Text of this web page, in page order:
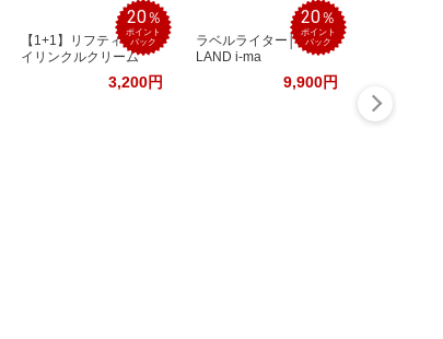
20％
ポイント
バック
【1+1】リフティングア
イリンクルクリーム
3,200円
20％
ポイント
バック
ラベルライター│NAME
LAND i-ma
9,900円